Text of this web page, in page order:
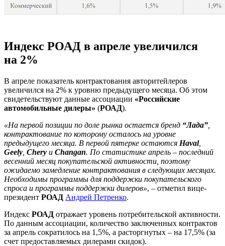
Индекс РОАД в апреле увеличился
на 2%
В апреле показатель контрактования авторитейлеров
увеличился на 2% к уровню предыдущего месяца. Об этом
свидетельствуют данные ассоциации «Российские
автомобильные дилеры» (РОАД).
«На первой позиции по доле рынка остается бренд “Лада”
контрактование по которому осталось на уровне
предыдущего месяца. В первой пятерке остаются Haval,
Geely Chery и Changan. По статистике апрель – последний
весенний месяц покупательской активности, поэтому
ожидаемо замедление контрактования в следующих месяцах.
Необходимы программы для поддержки покупательского
спроса и программы поддержки дилеров», – отметил вице-
президент РОАД Андрей Петренко.
Индекс РОАД отражает уровень потребительской активности.
По данным ассоциации, количество заключенных контрактов
за апрель сократилось на 1,5%, а расторгнутых – на 17,5% (за
счет предоставляемых дилерами скидок).